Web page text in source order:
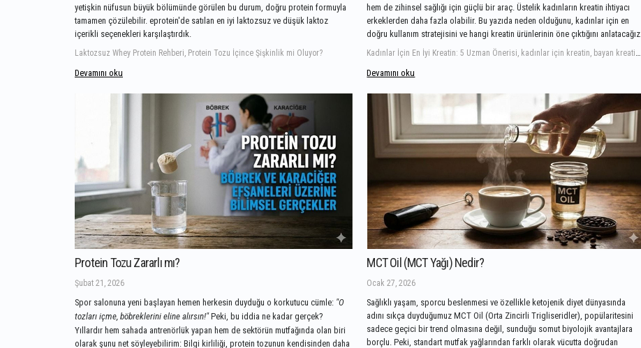
yetişkin nüfusun büyük bölümünde görülen bu durum, doğru protein formuyla
tamamen çözülebilir. eprotein'de satılan en iyi laktozsuz ve düşük laktoz
içerikli seçenekleri karşılaştırdık.
Laktozsuz Whey Protein Rehberi, Protein Tozu İçince Şişkinlik mi Oluyor?
Devamını oku
hem de zihinsel sağlığı için güçlü bir araç. Üstelik kadınların kreatin ihtiyacı
erkeklerden daha fazla olabilir. Bu yazıda neden olduğunu, kadınlar için en
doğru kullanım stratejisini ve hangi kreatin ürünlerinin öne çıktığını anlatacağız.
Devamını oku
Protein Tozu Zararlı mı?
Şubat 21, 2026
Spor salonuna yeni başlayan hemen herkesin duyduğu o korkutucu cümle: "O
tozları içme, böbreklerini eline alırsın!"Peki, bu iddia ne kadar gerçek?
Yıllardır hem sahada antrenörlük yapan hem de sektörün mutfağında olan biri
olarak şunu net söyleyebilirim: Bilgi kirliliği, protein tozunun kendisinden daha
MCT Oil (MCT Yağı) Nedir?
Ocak 27, 2026
Sağlıklı yaşam, sporcu beslenmesi ve özellikle ketojenik diyet dünyasında
adını sıkça duyduğumuz MCT Oil (Orta Zincirli Trigliseridler), popülaritesini
sadece geçici bir trend olmasına değil, sunduğu somut biyolojik avantajlara
borçlu. Peki, standart mutfak yağlarından farklı olarak vücutta doğrudan